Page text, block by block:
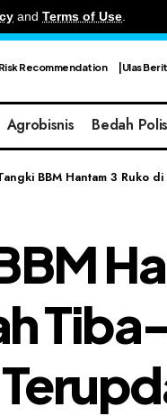
and Terms of Use.
Risk Recommendation Ulas
Agrobisnis Bedah Polis
BBM Hantam 3 Ruko